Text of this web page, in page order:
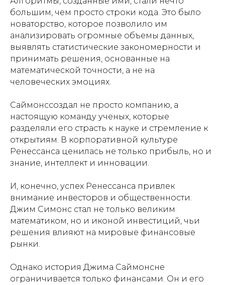
большим, чем просто строки кода. Это было
новаторство, которое позволило им
анализировать огромные объемы данных,
выявлять статистические закономерности и
принимать решения, основанные на
математической точности, а не на
человеческих эмоциях.
Саймонссоздал не просто компанию, а
настоящую команду ученых, которые
разделяли его страсть к науке и стремление к
открытиям. В корпоративной культуре
Ренессанса ценилась не только прибыль, но и
знание, интеллект и инновации.
И, конечно, успех Ренессанса привлек
внимание инвесторов и общественности.
Джим Симонс стал не только великим
математиком, но и иконой инвестиций, чьи
решения влияют на мировые финансовые
рынки.
Однако история Джима Саймонсне
ограничивается только финансами. Он и его